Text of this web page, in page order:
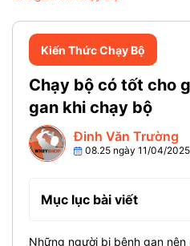
Kiến Thức Chạy Bộ
Chạy bộ có tốt cho
gan khi chạy bộ
Đinh Văn Trường
08.25 ngày 11/04/2025
Mục lục bài viết
Những người bị bệnh gan